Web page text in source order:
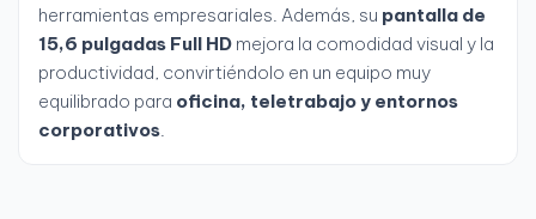
herramientas empresariales. Además, su pantalla de
15,6 pulgadas Full HD mejora la comodidad visual y la
productividad, convirtiéndolo en un equipo muy
equilibrado para oficina, teletrabajo y entornos
corporativos.